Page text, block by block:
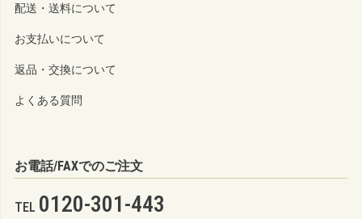
配送・送料について
お支払いについて
返品・交換について
よくある質問
お電話/FAXでのご注文
TEL 0120-301-443